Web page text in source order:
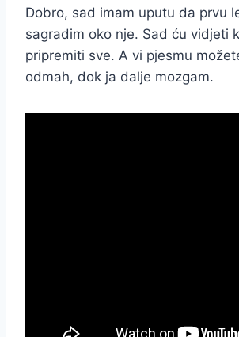
Dobro, sad imam uputu da prvu
sagradim oko nje. Sad ću vidjeti
pripremiti sve. A vi pjesmu
odmah, dok ja dalje mozgam.